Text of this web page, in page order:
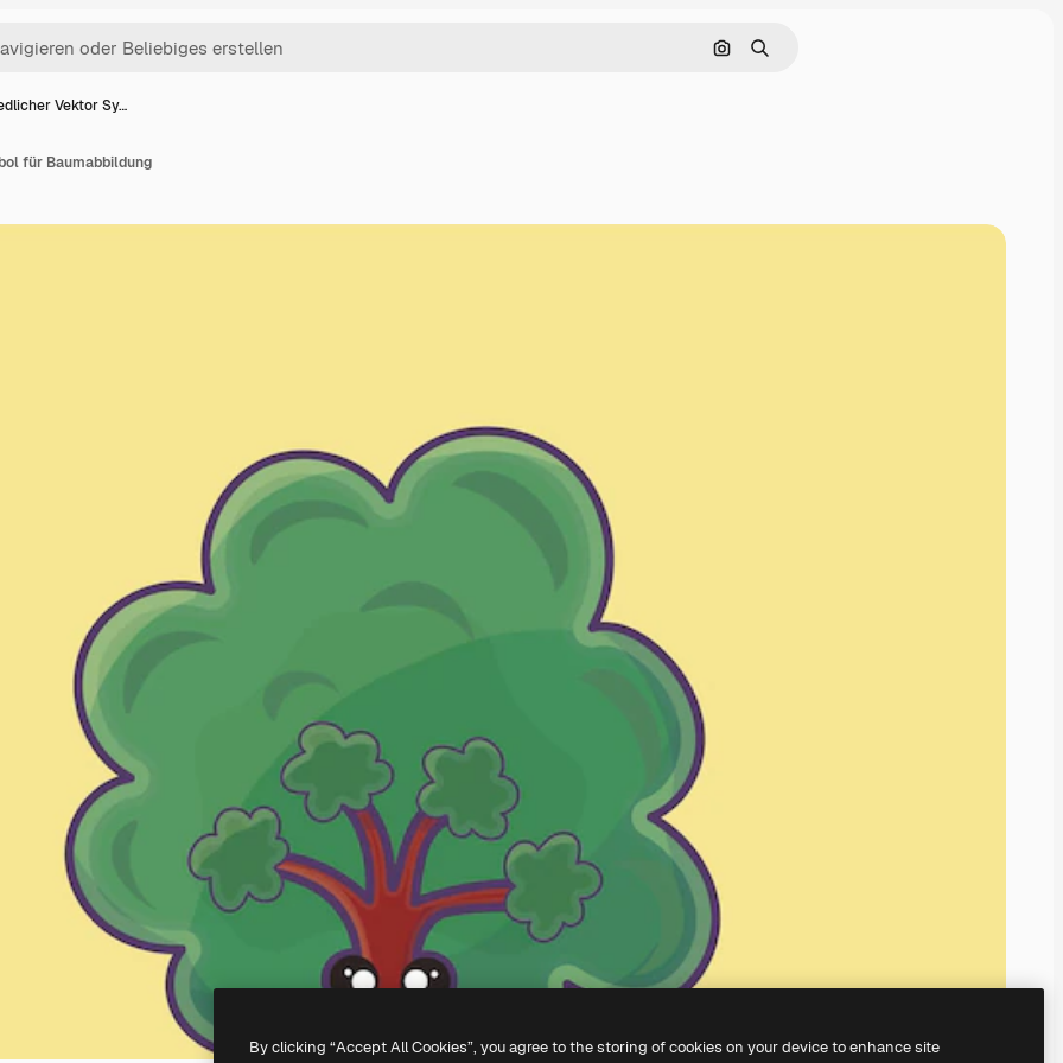
Nach Bild suchen
Suchen
Vektor Sy…
für Baumabbildung
By clicking “Accept All Cookies”, you agree to the storing of cookies on your device to enhance site